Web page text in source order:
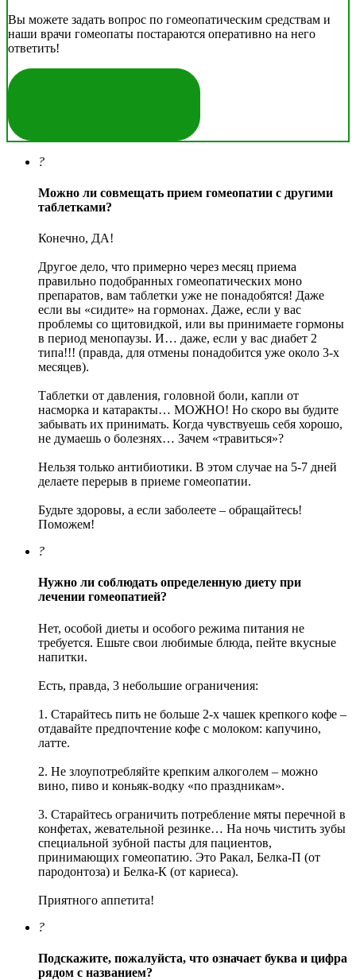
Вы можете задать вопрос по гомеопатическим средствам и
наши врачи гомеопаты постараются оперативно на него
ответить!
?
Можно ли совмещать прием гомеопатии с другими
таблетками?
Конечно, ДА!
Другое дело, что примерно через месяц приема
правильно подобранных гомеопатических моно
препаратов, вам таблетки уже не понадобятся! Даже
если вы «сидите» на гормонах. Даже, если у вас
проблемы со щитовидкой, или вы принимаете гормоны
в период менопаузы. И… даже, если у вас диабет 2
типа!!! (правда, для отмены понадобится уже около 3-х
месяцев).
Таблетки от давления, головной боли, капли от
насморка и катаракты… МОЖНО! Но скоро вы будите
забывать их принимать. Когда чувствуешь себя хорошо,
не думаешь о болезнях… Зачем «травиться»?
Нельзя только антибиотики. В этом случае на 5-7 дней
делаете перерыв в приеме гомеопатии.
Будьте здоровы, а если заболеете – обращайтесь!
Поможем!
?
Нужно ли соблюдать определенную диету при
лечении гомеопатией?
Нет, особой диеты и особого режима питания не
требуется. Ешьте свои любимые блюда, пейте вкусные
напитки.
Есть, правда, 3 небольшие ограничения:
1. Старайтесь пить не больше 2-х чашек крепкого кофе –
отдавайте предпочтение кофе с молоком: капучино,
латте.
2. Не злоупотребляйте крепким алкоголем – можно
вино, пиво и коньяк-водку «по праздникам».
3. Старайтесь ограничить потребление мяты перечной в
конфетах, жевательной резинке… На ночь чистить зубы
специальной зубной пасты для пациентов,
принимающих гомеопатию. Это Ракал, Белка-П (от
пародонтоза) и Белка-К (от кариеса).
Приятного аппетита!
?
Подскажите, пожалуйста, что означает буква и цифра
рядом с названием?